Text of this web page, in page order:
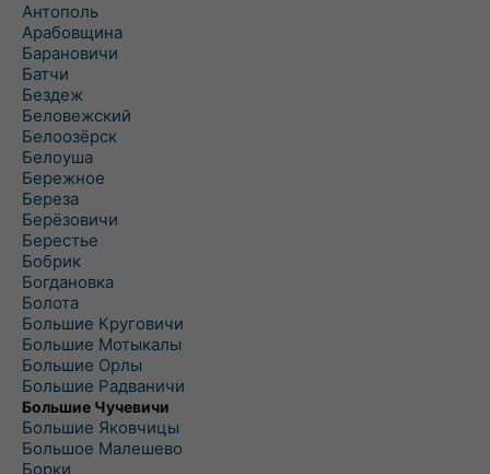
Антополь
Арабовщина
Барановичи
Батчи
Бездеж
Беловежский
Белоозёрск
Белоуша
Бережное
Береза
Берёзовичи
Берестье
Бобрик
Богдановка
Болота
Большие Круговичи
Большие Мотыкалы
Большие Орлы
Большие Радваничи
Большие Чучевичи
Большие Яковчицы
Большое Малешево
Борки